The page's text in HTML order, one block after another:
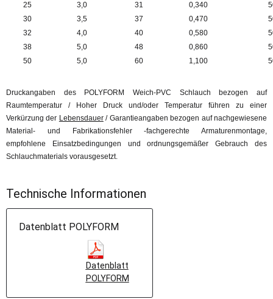
25
3,0 31 0,340
30
3,5 37 0,470
32
4,0 40 0,580
38
5,0 48 0,860
50
5,0 60 1,100
Druckangaben des POLYFORM Weich-PVC Schlauch bezogen auf
Raumtemperatur / Hoher Druck und/oder Temperatur führen zu einer
Verkürzung der Lebensdauer/ Garantieangaben bezogen auf nachgewiesene
Material- und Fabrikationsfehler -fachgerechte Armaturenmontage,
empfohlene Einsatzbedingungen und ordnungsgemäßer Gebrauch des
Schlauchmaterials vorausgesetzt.
Technische Informationen
Datenblatt POLYFORM
Datenblatt
POLYFORM